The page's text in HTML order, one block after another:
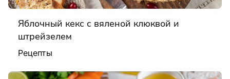
Яблочный кекс с вяленой клюквой и
штрейзелем
Рецепты